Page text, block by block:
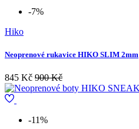
-7%
Hiko
Neoprenové rukavice HIKO SLIM 2mm
845 Kč 900 Kč
-11%